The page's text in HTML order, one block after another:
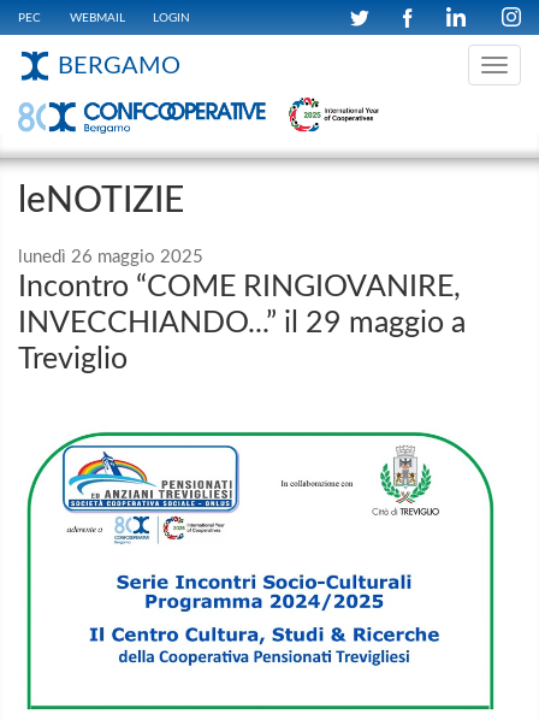
PEC WEBMAIL LOGIN
Toggle
BERGAMO
leNOTIZIE
lunedì 26 maggio 2025
Incontro “COME RINGIOVANIRE,
INVECCHIANDO...” il 29 maggio a
Treviglio